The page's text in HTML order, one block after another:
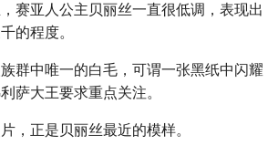
赛亚人公主贝丽丝一直很低调，表现出
的程度。
群中唯一的白毛，可谓一张黑纸中闪耀
萨大王要求重点关注。
，正是贝丽丝最近的模样。